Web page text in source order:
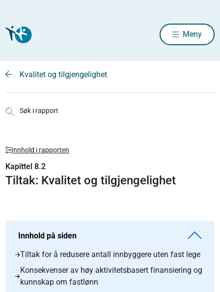
Meny
Kvalitet og tilgjengelighet
Søk i rapport
Innhold i rapporten
Kapittel 8.2
Tiltak: Kvalitet og tilgjengelighet
Innhold på siden
Tiltak for å redusere antall innbyggere uten fast lege
Konsekvenser av høy aktivitetsbasert finansiering og
kunnskap om fastlønn